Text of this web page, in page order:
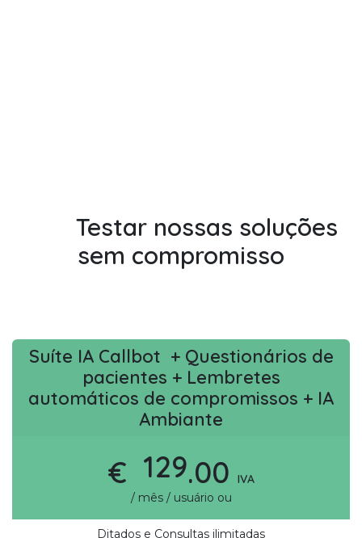
Testar nossas soluções
sem compromisso
Suíte IA Callbot + Questionários de
pacientes + Lembretes
automáticos de compromissos + IA
Ambiante
€ 129.00
IVA
/ mês / usuário ou
Ditados e Consultas ilimitadas